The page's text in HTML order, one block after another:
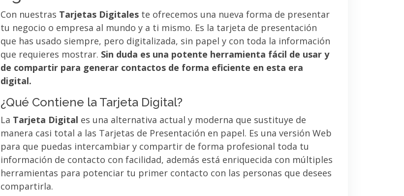
Con nuestras Tarjetas Digitales te ofrecemos una nueva forma de presentar
tu negocio o empresa al mundo y a ti mismo. Es la tarjeta de presentación
que has usado siempre, pero digitalizada, sin papel y con toda la información
que requieres mostrar. Sin duda es una potente herramienta fácil de usar y
de compartir para generar contactos de forma eficiente en esta era
digital.
¿Qué Contiene la Tarjeta Digital?
La Tarjeta Digital es una alternativa actual y moderna que sustituye de
manera casi total a las Tarjetas de Presentación en papel. Es una versión Web
para que puedas intercambiar y compartir de forma profesional toda tu
información de contacto con facilidad, además está enriquecida con múltiples
herramientas para potenciar tu primer contacto con las personas que desees
compartirla.